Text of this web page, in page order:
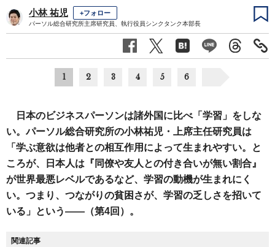
小林 祐児 +フォロー
パーソル総合研究所主席研究員、執行役員シンクタンク本部長
1 2 3 4 5 6
日本のビジネスパーソンは諸外国に比べ「学習」をしな
い。パーソル総合研究所の小林祐児・上席主任研究員は
「学ぶ意欲は他者との相互作用によって生まれやすい。と
ころが、日本人は『同僚や友人との付き合いが無い割合』
が世界最悪レベルであるなど、学習の動機が生まれにく
い。つまり、つながりの貧困さが、学習の乏しさを招いて
いる」という――（第4回）。
関連記事